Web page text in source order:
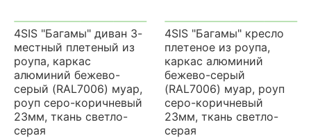
4SIS "Багамы" диван 3-
местный плетеный из
роупа, каркас
алюминий бежево-
серый (RAL7006) муар,
роуп серо-коричневый
23мм, ткань светло-
серая
4SIS "Багамы" кресло
плетеное из роупа,
каркас алюминий
бежево-серый
(RAL7006) муар, роуп
серо-коричневый
23мм, ткань светло-
серая